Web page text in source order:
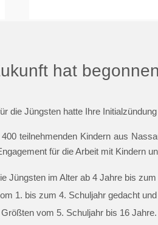
hat begonnen
die Jüngsten hatte Ihre
teilnehmenden Kindern aus
für die Arbeit mit Kindern
Jüngsten im Alter ab 4 Jahre bis
1. bis zum 4. Schuljahr gedacht und
vom 5. Schuljahr bis 16 Jahre.